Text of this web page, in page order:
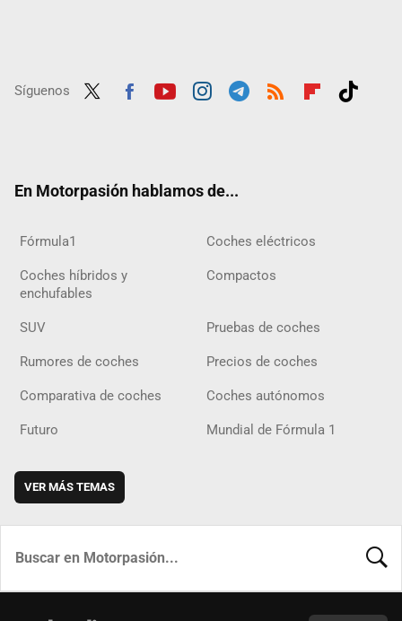
Síguenos
En Motorpasión hablamos de...
Fórmula1 Coches eléctricos
Coches híbridos y
enchufables
Compactos
SUV Pruebas de coches
Rumores de coches Precios de coches
Comparativa de coches Coches autónomos
Futuro Mundial de Fórmula 1
VER MÁS TEMAS